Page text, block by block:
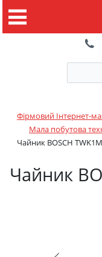
Фірмовий Інтернет-
Мала побутова
Чайник BOSCH
Чайник